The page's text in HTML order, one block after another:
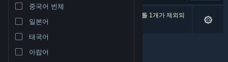
언어 변경
Steam 모바일 앱 다운로드
PC 웹사이트 보기
중국어 번체
일본어
태국어
아랍어
검색 결과가 0개 있습니다. 환경 설정에 따라 타이틀 1개가 제외되
었습니다.